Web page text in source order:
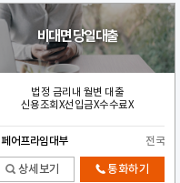
비대면 당일대출
법정 금리내 월변 대출
신용조회X선입금X수수료X
페어프라임대부 전국
상세보기 통화하기